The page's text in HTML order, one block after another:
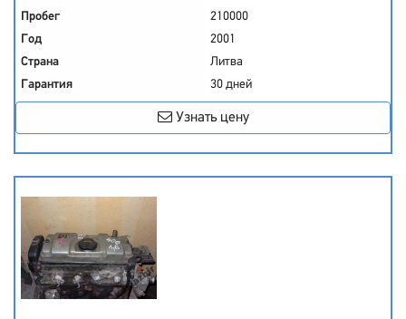
Пробег
210000
Год
2001
Страна
Литва
Гарантия
30 дней
Узнать цену